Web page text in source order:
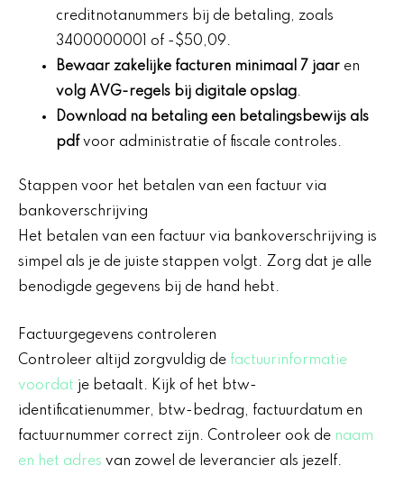
creditnotanummers bij de betaling, zoals
3400000001 of -$50,09.
Bewaar zakelijke facturen minimaal 7 jaar en
volg AVG-regels bij digitale opslag.
Download na betaling een betalingsbewijs als
pdfvoor administratie of fiscale controles.
Stappen voor het betalen van een factuur via
bankoverschrijving
Het betalen van een factuur via bankoverschrijving is
simpel als je de juiste stappen volgt. Zorg dat je alle
benodigde gegevens bij de hand hebt.
Factuurgegevens controleren
Controleer altijd zorgvuldig de factuurinformatie
voordat je betaalt. Kijk of het btw-
identificatienummer, btw-bedrag, factuurdatum en
factuurnummer correct zijn. Controleer ook de naam
en het adres van zowel de leverancier als jezelf.